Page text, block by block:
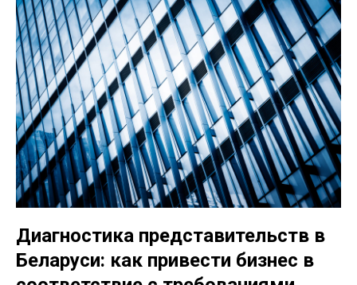
Диагностика представительств в
Беларуси: как привести бизнес в